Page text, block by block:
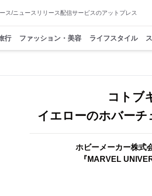
ス/ニュースリリース配信サービスのアットプレス
行 ファッション・美容 ライフスタイル
コトブ
イエローのホバーチ
ホビーメーカー株式
『MARVEL